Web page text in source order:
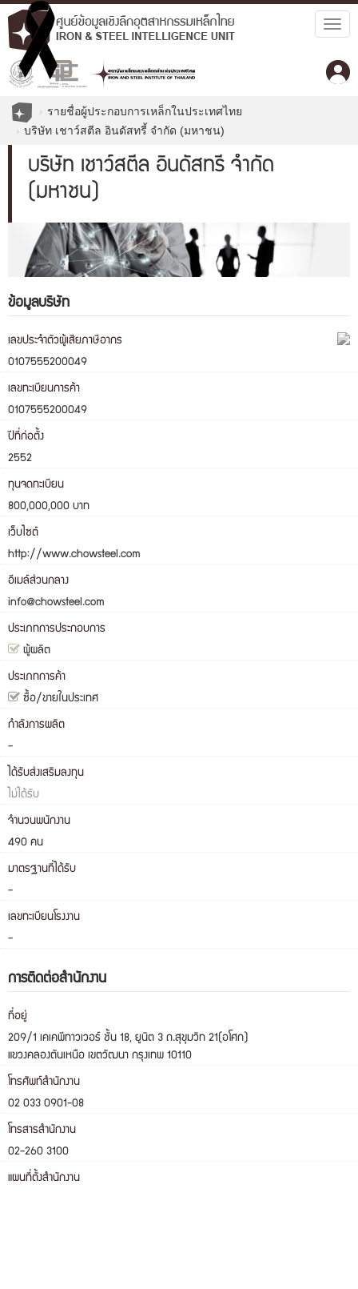
รายชื่อผู้ประกอบการเหล็กในประเทศไทย
บริษัท เชาว์สตีล อินดัสทรี้ จำกัด (มหาชน)
บริษัท เชาว์สตีล อินดัสทรี้ จำกัด
(มหาชน)
ข้อมูลบริษัท
เลขประจำตัวผู้เสียภาษีอากร
0107555200049
เลขทะเบียนการค้า
0107555200049
ปีที่ก่อตั้ง
2552
ทุนจดทะเบียน
800,000,000 บาท
เว็บไซต์
http://www.chowsteel.com
อีเมล์ส่วนกลาง
info@chowsteel.com
ประเภทการประกอบการ
ผู้ผลิต
ประเภทการค้า
ซื้อ/ขายในประเทศ
กำลังการผลิต
-
ได้รับส่งเสริมลงทุน
ไม่ได้รับ
จำนวนพนักงาน
490 คน
มาตรฐานที่ได้รับ
-
เลขทะเบียนโรงงาน
-
การติดต่อสำนักงาน
ที่อยู่
209/1 เคเคพีทาวเวอร์ ชั้น 18, ยูนิต 3 ถ.สุขุมวิท 21(อโศก)
แขวงคลองตันเหนือ เขตวัฒนา กรุงเทพ 10110
โทรศัพท์สำนักงาน
02 033 0901-08
โทรสารสำนักงาน
02-260 3100
แผนที่ตั้งสำนักงาน